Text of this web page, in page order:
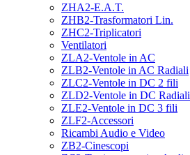
ZHA2-E.A.T.
ZHB2-Trasformatori Lin.
ZHC2-Triplicatori
Ventilatori
ZLA2-Ventole in AC
ZLB2-Ventole in AC Radiali
ZLC2-Ventole in DC 2 fili
ZLD2-Ventole in DC Radiali
ZLE2-Ventole in DC 3 fili
ZLF2-Accessori
Ricambi Audio e Video
ZB2-Cinescopi